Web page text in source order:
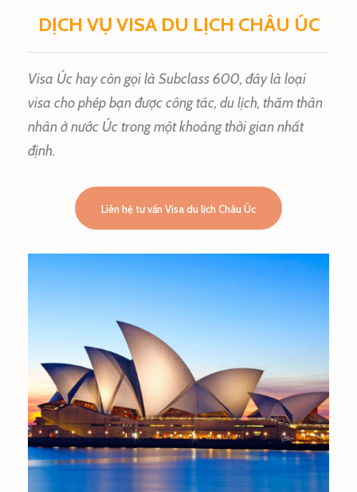
DỊCH VỤ VISA DU LỊCH CHÂU ÚC
Visa Úc hay còn gọi là Subclass 600, đây là loại
visa cho phép bạn được công tác, du lịch, thăm thân
nhân ở nước Úc trong một khoảng thời gian nhất
định.
Liên hệ tư vấn Visa du lịch Châu Úc
ÚC